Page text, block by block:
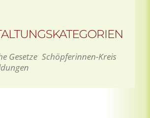
Gesetze Schöpferinnen-Kreis